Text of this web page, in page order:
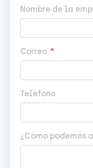
Nombre de la
Correo
Teléfono
¿Cómo podemos